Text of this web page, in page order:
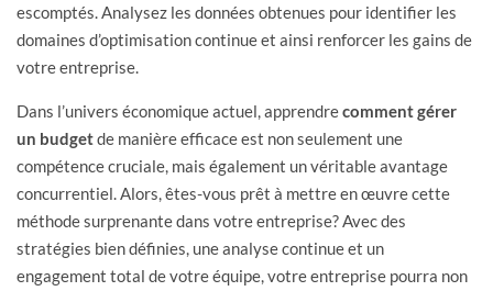
escomptés. Analysez les données obtenues pour identifier les
domaines d’optimisation continue et ainsi renforcer les gains de
votre entreprise.
Dans l’univers économique actuel, apprendrecomment gérer
un budgetde manière efficace est non seulement une
compétence cruciale, mais également un véritable avantage
concurrentiel. Alors, êtes-vous prêt à mettre en œuvre cette
méthode surprenante dans votre entreprise? Avec des
stratégies bien définies, une analyse continue et un
engagement total de votre équipe, votre entreprise pourra non